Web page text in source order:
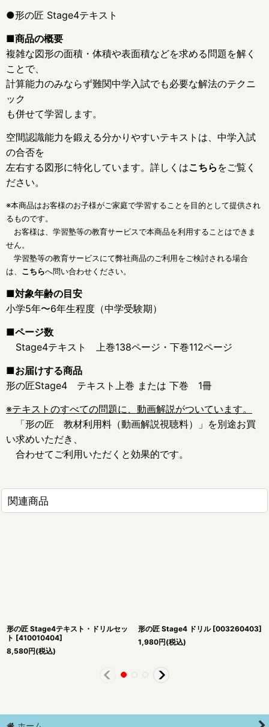
●形の匠 Stage4テキスト
■商品の概要
複雑な図形の面積・体積や表面積などを求める問題を解く
ことで、
計算能力のみならず難関中学入試でも必要な解法のテクニ
ック
も併せて学習します。
空間認識能力を鍛える分かりやすいテキストは、中学入試
の合否を
左右する図形に特化しています。詳しくはこちら をご覧く
ださい。
※本商品はお客様のお子様がご家庭で学習することを目的として提供され
るものです。
お客様は、学習塾等の教育サービスで本商品を利用することはできま
せん。
学習塾等の教育サービスにて弊社商品のご利用をご検討される場合
は、 こちらへ問い合わせください。
■対象年齢の目安
小学5年〜6年生程度（中学受験期）
■ページ数
Stage4テキスト 上巻138ページ・下巻112ページ
■お届けする商品
形の匠Stage4 テキスト上巻 または 下巻 1冊
※テキストのすべての問題に、動画解説がついています。
「形の匠 教材利用料（動画解説視聴料）」を別途お買
い求めいただき、
合わせてご利用いただくと効果的です。
関連商品
形の匠 Stage4テキスト・ドリルセッ
ト [410010404]
8,580円(税込)
形の匠 Stage4 ドリル [003260403]
1,980円(税込)